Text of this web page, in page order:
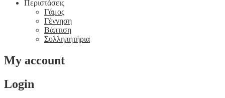
Περιστάσεις
Γάμος
Γέννηση
Βάπτιση
Συλληπητήρια
My account
Login